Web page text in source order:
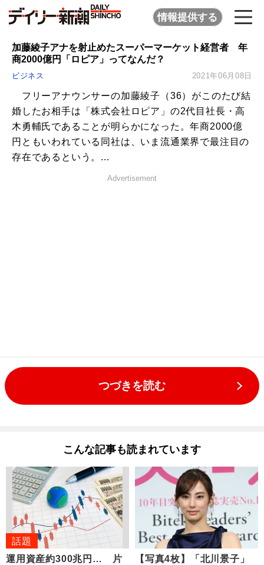
情報提供する
加藤綾子アナを射止めたスーパーマーケット経営者 年
商2000億円「ロピア」ってなんだ？
ビジネス 2021年06月08日
フリーアナウンサーの加藤綾子（36）がこのたび結
婚したお相手は「株式会社ロピア」の2代目社長・高
木勇輔氏であることが明らかになった。年商2000億
円ともいわれている同社は、いま流通業界で最注目の
存在であるという。...
Advertisement
つづきを読む
こんな記事も読まれています
話題
運用資産約300兆円… 片
【写真4枚】「北川景子」